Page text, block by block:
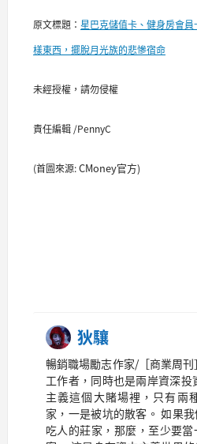
原文標題： 星巴克儲值卡、健身房會
樣東西，擺脫月光族的悲慘宿命
未經授權，請勿侵權
責任編輯 /PennyC
(首圖來源:CMoney官方)
狄驤
暢銷職場勵志作家/［商業周
工作者，同時也是兩岸資深
主義這個大賭場裡，只有兩
家，一是被坑的散客。 如果
吃人的莊家，那麼，至少要